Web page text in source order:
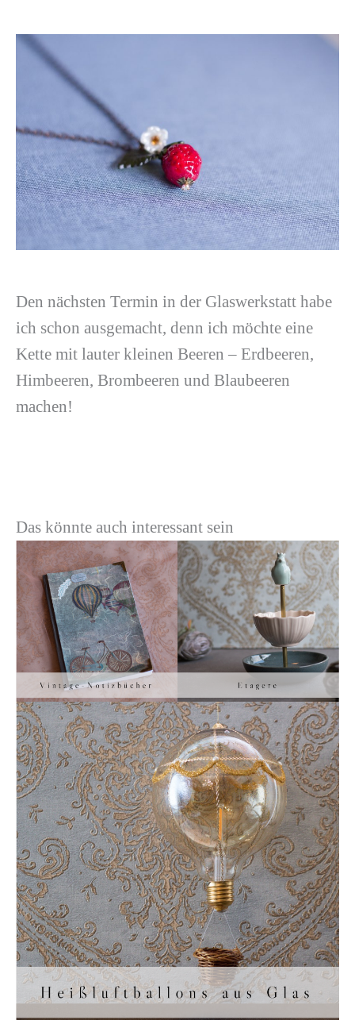
Den nächsten Termin in der Glaswerkstatt habe
ich schon ausgemacht, denn ich möchte eine
Kette mit lauter kleinen Beeren – Erdbeeren,
Himbeeren, Brombeeren und Blaubeeren
machen!
Das könnte auch interessant sein